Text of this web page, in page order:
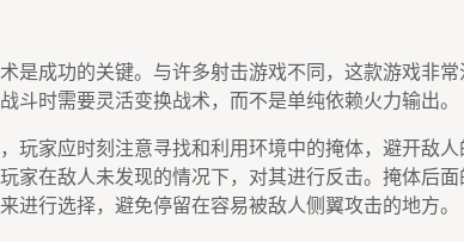
是成功的关键。与许多射击游戏不同，这款游戏非常
斗时需要灵活变换战术，而不是单纯依赖火力输出。
玩家应时刻注意寻找和利用环境中的掩体，避开敌人
家在敌人未发现的情况下，对其进行反击。掩体后面
进行选择，避免停留在容易被敌人侧翼攻击的地方。